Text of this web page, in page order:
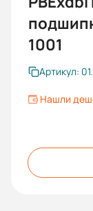
1001
Артикул:
Нашли